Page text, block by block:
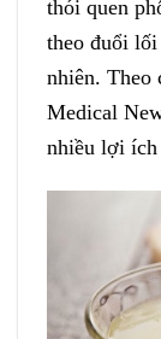
thói quen
theo đuổi lối
nhiên. Theo
Medical
nhiều lợi ích